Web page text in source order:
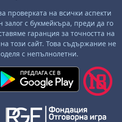
проверката на всички аспекти
с букмейкъра, преди да го
гаранция за точността на
този сайт. Това съдържание не
с непълнолетни.